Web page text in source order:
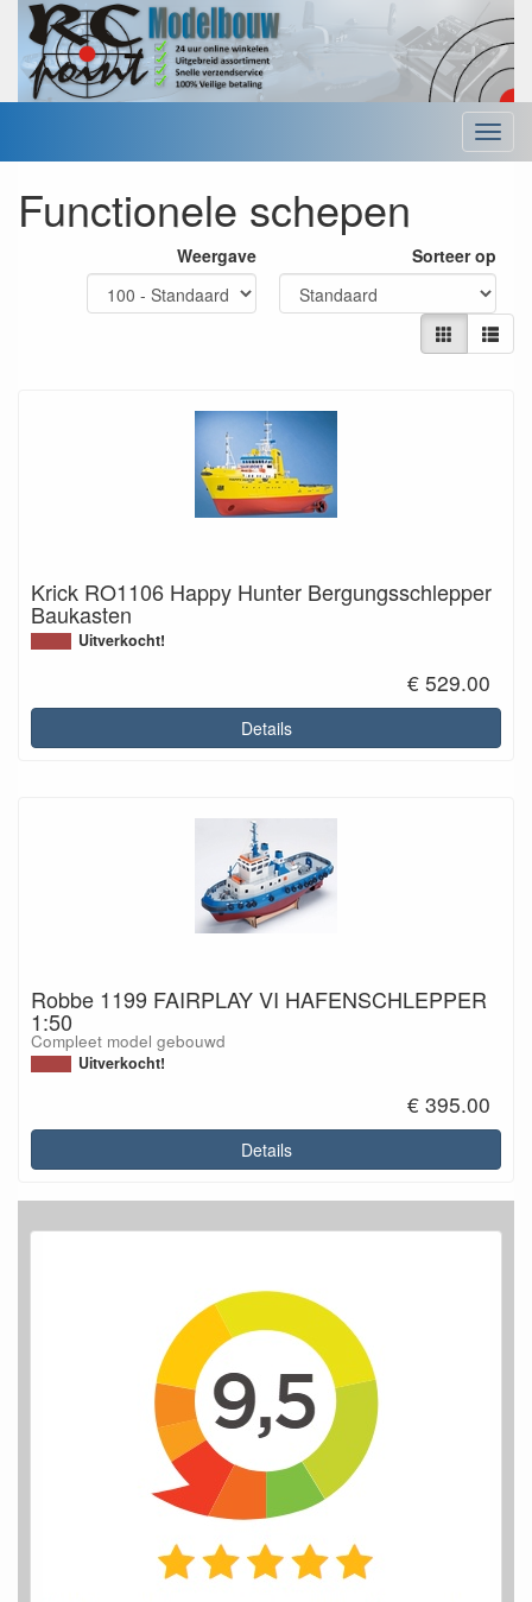
Menu
Functionele schepen
Weergave Sorteer op
Krick RO1106 Happy Hunter Bergungsschlepper
Baukasten
Uitverkocht!
€ 529.00
Details
Robbe 1199 FAIRPLAY VI HAFENSCHLEPPER
1:50
Compleet model gebouwd
Uitverkocht!
€ 395.00
Details